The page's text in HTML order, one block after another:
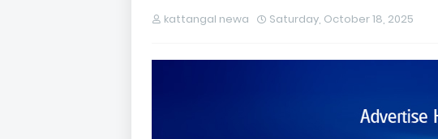
kattangal newa Saturday, October 18, 2025